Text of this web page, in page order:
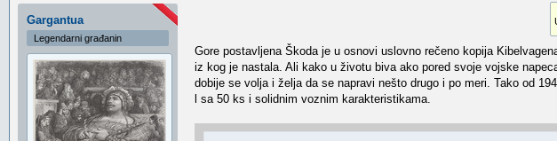
Gargantua
Legendarni građanin
Gore postavljena Škoda je u osnovi uslovno rečeno kopija
iz kog je nastala. Ali kako u životu biva ako pored svoje vojske
dobije se volja i želja da se napravi nešto drugo i po meri. Tako od
l sa 50 ks i solidnim voznim karakteristikama.